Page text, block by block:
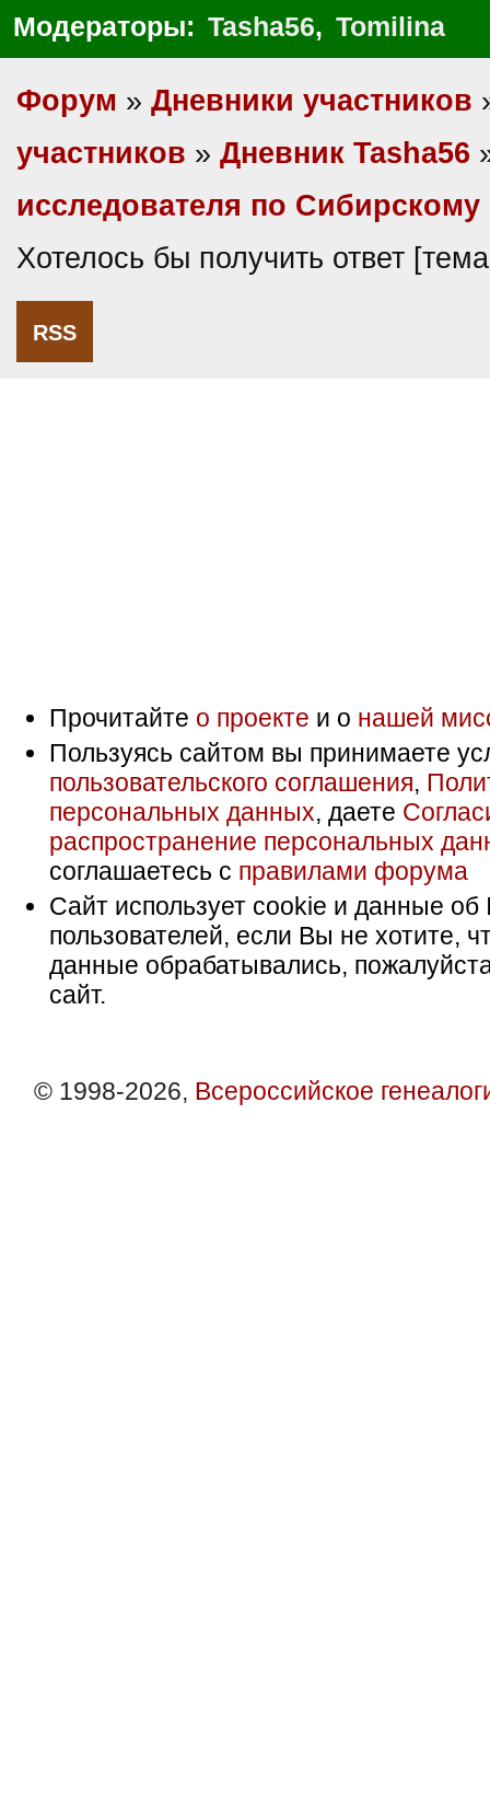
Модераторы: Tasha56, Tomilina
Форум » Дневники участников
участников » Дневник Tasha56
исследователя по Сибирскому
Хотелось бы получить ответ
RSS
Прочитайте о проекте и о нашей
Пользуясь сайтом вы принимаете
пользовательского соглашения,
персональных данных, даете
распространение персональных
соглашаетесь с правилами форума
Сайт использует cookie и данные об
пользователей, если Вы не хотите,
данные обрабатывались,
сайт.
© 1998-2026, Всероссийское